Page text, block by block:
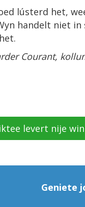
lústerd het,
handelt niet
Courant,
levert nije
Geniete